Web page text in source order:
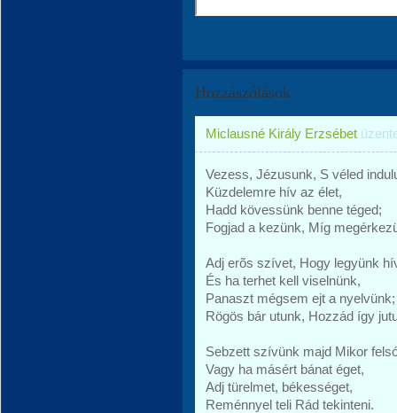
Hozzászólások
Miclausné Király Erzsébet
Vezess, Jézusunk, S véled
Küzdelemre hív az élet,
Hadd kövessünk benne téged;
Fogjad a kezünk, Míg
Adj erõs szívet, Hogy legyünk
És ha terhet kell viselnünk,
Panaszt mégsem ejt a nyelvünk;
Rögös bár utunk, Hozzád így
Sebzett szívünk majd Mikor
Vagy ha másért bánat éget,
Adj türelmet, békességet,
Reménnyel teli Rád tekinteni.